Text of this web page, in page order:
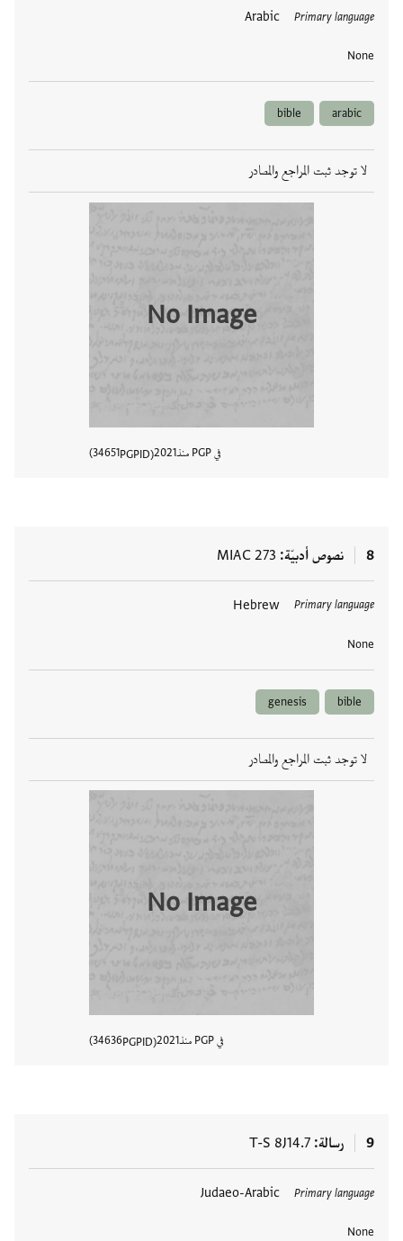
Primary language
Arabic
None
العلامات
arabic
bible
لا توجد ثبت المراجع والمصادر
No Image
في PGP منذ 2021
PGPID
34651
8 نصوص أدبيّة MIAC 273
Primary language
Hebrew
None
العلامات
bible
genesis
لا توجد ثبت المراجع والمصادر
No Image
في PGP منذ 2021
PGPID
34636
9 رسالة T-S 8J14.7
Primary language
Judaeo-Arabic
None
العلامات